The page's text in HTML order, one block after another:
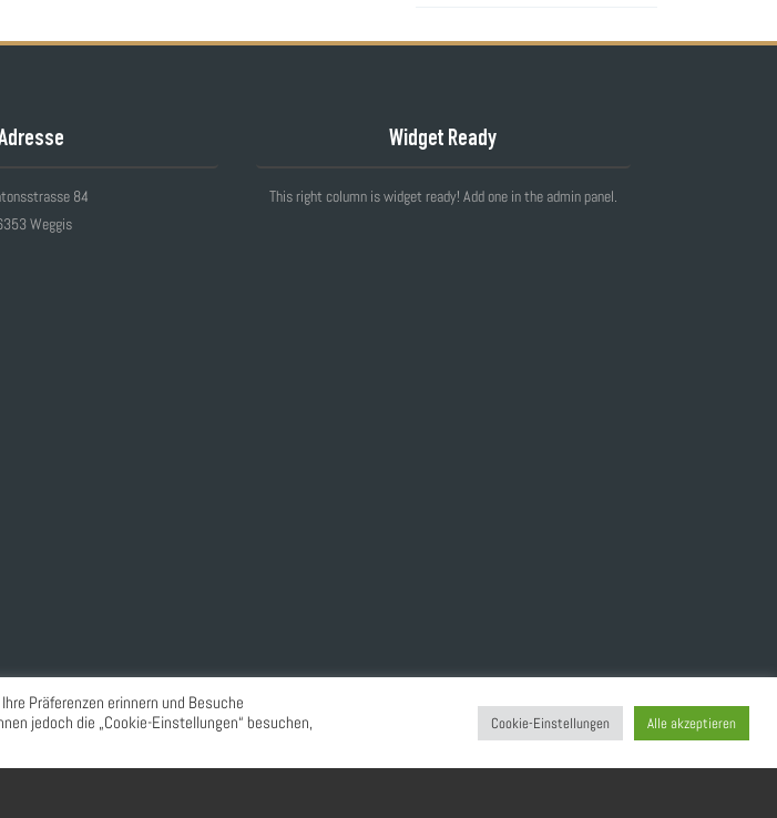
84
Weggis
Widget Ready
This right column is widget ready! Add one in the admin panel.
All rights reserved
Präferenzen erinnern und Besuche
jedoch die „Cookie-Einstellungen“ besuchen,
Cookie-Einstellungen Alle akzeptieren